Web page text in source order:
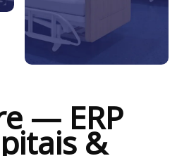
— ERP